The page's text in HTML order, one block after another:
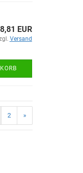
8,81 EUR
Versand
2 »